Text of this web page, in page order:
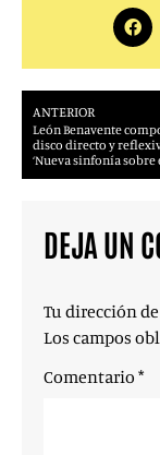
ANTERIOR
León Benavente
disco directo y
‘Nueva sinfonía sobre
DEJA UN
Tu dirección
Los campos
Comentario *